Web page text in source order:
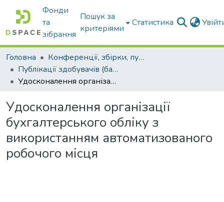
Фонди
та
зібрання
Пошук за
критеріями
Статистика
Головна
Конференції, збірки, публікації молодих вчених і здобувачів : магістрів, бакалаврів, аспірантів.
Публікації здобувачів (бакалаврів. магістрів, аспірантів)
Удосконалення організації бухгалтерського обліку з використанням автоматизованого робочого місця
Удосконалення організації
бухгалтерського обліку з
використанням автоматизованого
робочого місця